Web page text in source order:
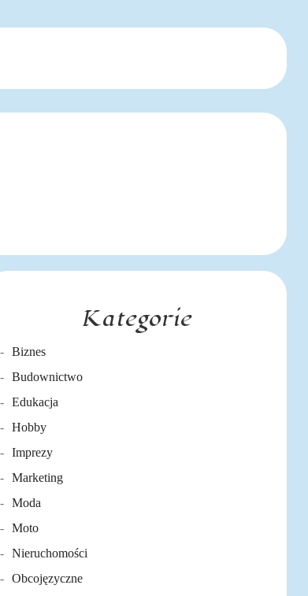
Kategorie
Biznes
Budownictwo
Edukacja
Hobby
Imprezy
Marketing
Moda
Moto
Nieruchomości
Obcojęzyczne